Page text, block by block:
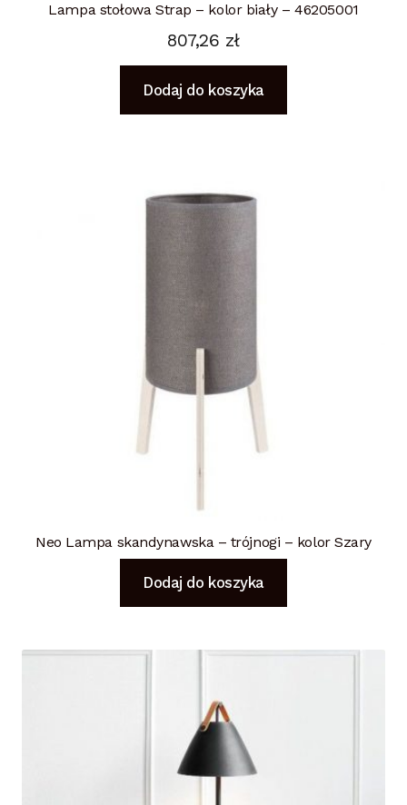
Lampa stołowa Strap – kolor biały – 46205001
807,26 zł
Dodaj do koszyka
Neo Lampa skandynawska – trójnogi – kolor Szary
Dodaj do koszyka